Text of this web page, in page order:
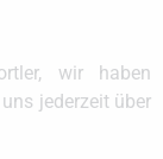
wir haben
jederzeit über